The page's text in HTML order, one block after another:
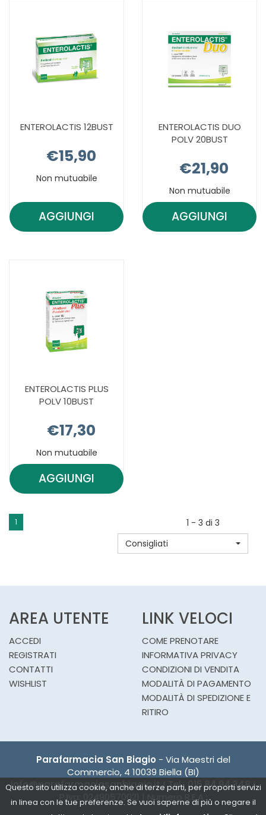
Questo sito utilizza cookie, anche di terze parti, per proporti servizi
in linea con le tue preferenze. Se vuoi saperne di più o negare il
ENTEROLACTIS 12BUST
€15,90
Non mutuabile
AGGIUNGIAGGIUNGI ENTEROLACTIS
ENTEROLACTIS DUO
POLV 20BUST
€21,90
Non mutuabile
AGGIUNGIAGGIUNGI
ENTEROLACTIS PLUS
POLV 10BUST
€17,30
Non mutuabile
AGGIUNGIAGGIUNGI ENTEROLACTIS
10BUST AL
CARRELLO
1
1 - 3 di 3
Consigliati
AREA UTENTE
ACCEDI
REGISTRATI
CONTATTI
WISHLIST
LINK VELOCI
COME PRENOTARE
INFORMATIVA PRIVACY
CONDIZIONI DI VENDITA
MODALITÀ DI PAGAMENTO
MODALITÀ DI SPEDIZIONE E
RITIRO
Parafarmacia San Biagio - Via Maestri del
Commercio, 4 10039 Biella (BI)
info@parafarmaciasanbiagio.it|Tel.: 015.84.94.348|
P.Iva: 02490570021 | Numero R.E.A.: